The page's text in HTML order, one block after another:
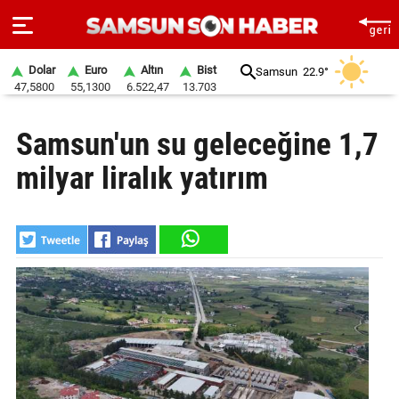
SAYFA
SAMSUN
SAMSUNSPOR
GÜNDEM
SİYASET
EKONOMİ
Dolar
47,5800
Euro
55,1300
Altın
6.522,47
Bist
13.703
Samsun 22.9°
Samsun'un su geleceğine 1,7
milyar liralık yatırım